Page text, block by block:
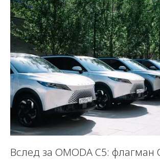
Вслед за OMODA C5: флагман